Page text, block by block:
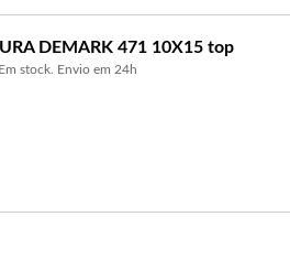
DEMARK 471 10X15 top
Em stock. Envio em 24h